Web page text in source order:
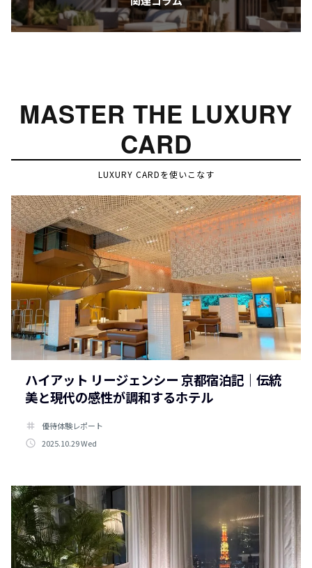
MASTER THE LUXURY
CARD
LUXURY CARDを使いこなす
ハイアット リージェンシー 京都宿泊記｜伝統
美と現代の感性が調和するホテル
tag
優待体験レポート
access_time 2025.10.29 Wed